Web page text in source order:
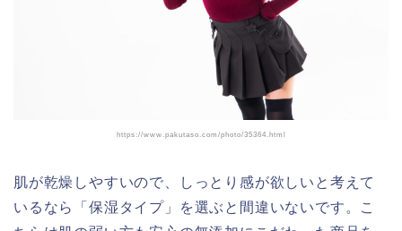
https://www.pakutaso.com/photo/35364.html
肌が乾燥しやすいので、しっとり感が欲しいと考えて
いるなら「保湿タイプ」を選ぶと間違いないです。こ